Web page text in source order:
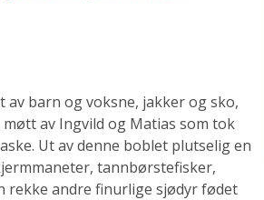
barn og voksne, jakker og sko,
av Ingvild og Matias som tok
Ut av denne boblet plutselig en
tannbørstefisker,
rekke andre finurlige sjødyr fødet